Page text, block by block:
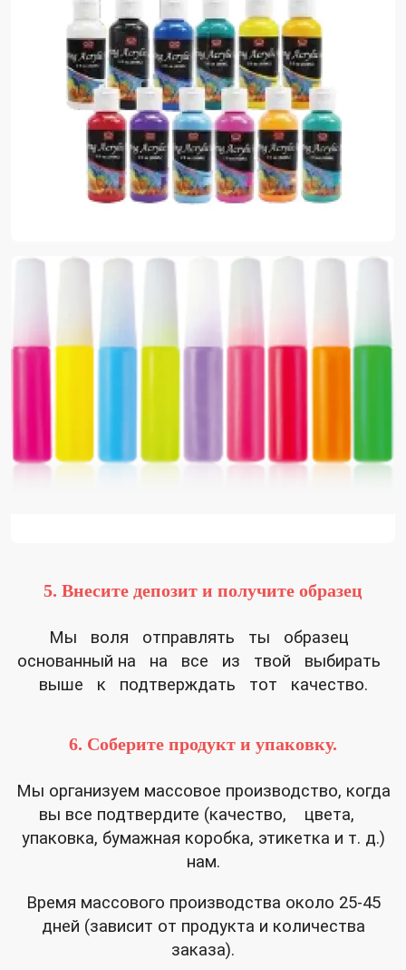
5. Внесите депозит и получите образец
Мы воля отправлять ты образец
основанный на на все из твой выбирать
выше к подтверждать тот качество.
6. Соберите продукт и упаковку.
Мы организуем массовое производство, когда
вы все подтвердите (качество, цвета,
упаковка, бумажная коробка, этикетка и т. д.)
нам.
Время массового производства около 25-45
дней (зависит от продукта и количества
заказа).